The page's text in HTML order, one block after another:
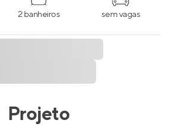
2 banheiros sem vagas
Projeto